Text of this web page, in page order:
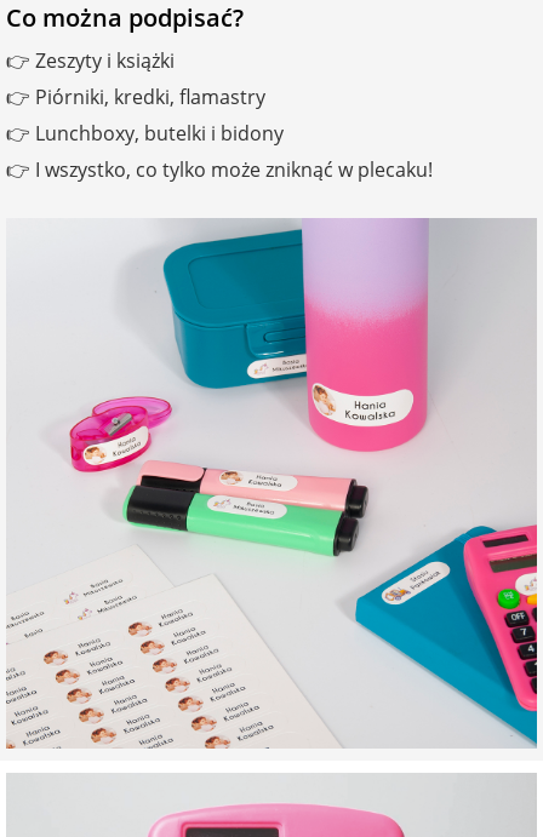
Co można podpisać?
👉 Zeszyty i książki
👉 Piórniki, kredki, flamastry
👉 Lunchboxy, butelki i bidony
👉 I wszystko, co tylko może zniknąć w plecaku!